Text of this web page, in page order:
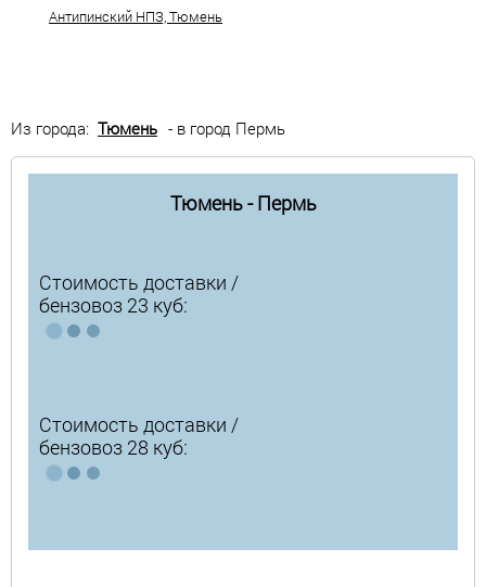
Антипинский НПЗ, Тюмень
Из города: Тюмень - в город Пермь
Тюмень - Пермь
Стоимость доставки /
бензовоз 23 куб:
Стоимость доставки /
бензовоз 28 куб: